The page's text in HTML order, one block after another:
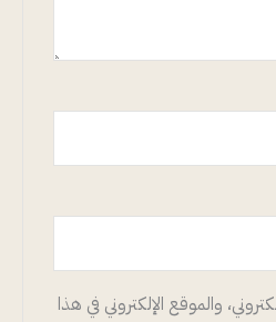
والموقع الإلكتروني في هذا